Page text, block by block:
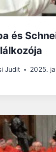
és
Judit 2025.